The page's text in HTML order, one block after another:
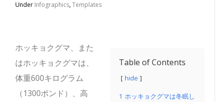
Under Infographics,Templates
Table of Contents
hide
1 ホッキョクグマは冬眠し
ホッキョクグマ、また
はホッキョクグマは、
体重600キログラム
（1300ポンド）、高